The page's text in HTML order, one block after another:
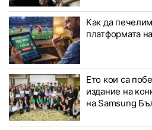
Как да
платформата
Ето кои са
издание на
на Samsung